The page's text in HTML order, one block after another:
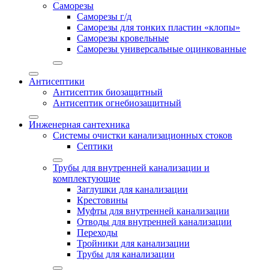
Саморезы
Саморезы г/д
Саморезы для тонких пластин «клопы»
Саморезы кровельные
Саморезы универсальные оцинкованные
Антисептики
Антисептик биозащитный
Антисептик огнебиозащитный
Инженерная сантехника
Системы очистки канализационных стоков
Септики
Трубы для внутренней канализации и
комплектующие
Заглушки для канализации
Крестовины
Муфты для внутренней канализации
Отводы для внутренней канализации
Переходы
Тройники для канализации
Трубы для канализации